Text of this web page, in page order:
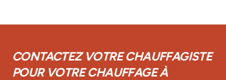
CONTACTEZ VOTRE CHAUFFAGISTE
POUR VOTRE CHAUFFAGE À